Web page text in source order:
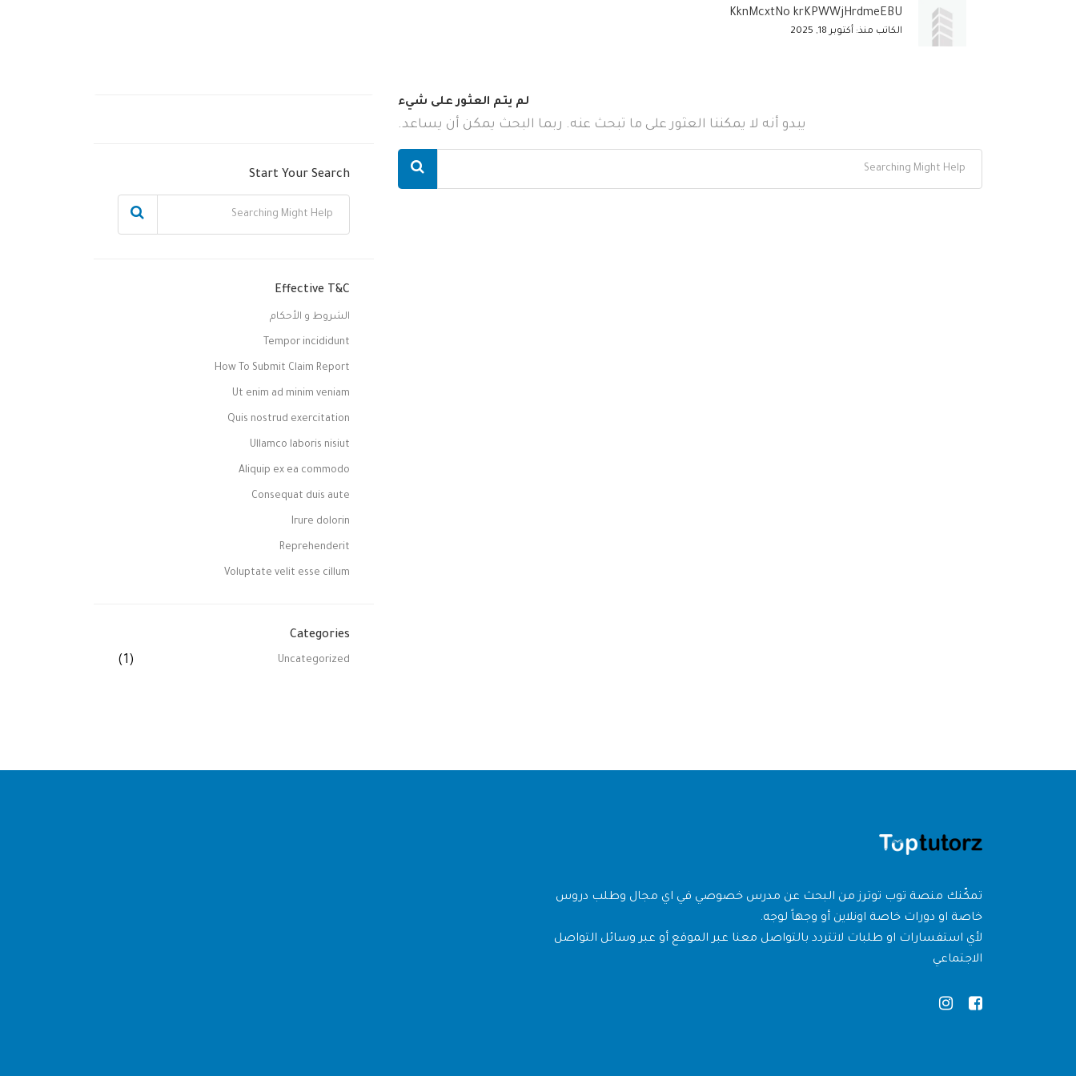
KknMcxtNo krKPWWjHrdmeEBU
الكاتب منذ: أكتوبر 18, 2025
لم يتم العثور على شيء
يبدو أنه لا يمكننا العثور على ما تبحث عنه. ربما البحث يمكن أن يساعد.
Start Your Search
Effective T&C
الشروط و الأحكام
Tempor incididunt
How To Submit Claim Report
Ut enim ad minim veniam
Quis nostrud exercitation
Ullamco laboris nisiut
Aliquip ex ea commodo
Consequat duis aute
Irure dolorin
Reprehenderit
Voluptate velit esse cillum
Categories
Uncategorized
(1)
تمكّنك منصة توب توترز من البحث عن مدرس خصوصي في اي مجال وطلب دروس
خاصة او دورات خاصة اونلاين أو وجهاً لوجه.
لأي استفسارات او طلبات لاتتردد بالتواصل معنا عبر الموقع أو عبر وسائل التواصل
الاجتماعي